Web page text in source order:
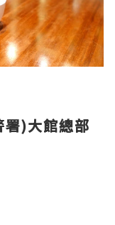
)大館總部